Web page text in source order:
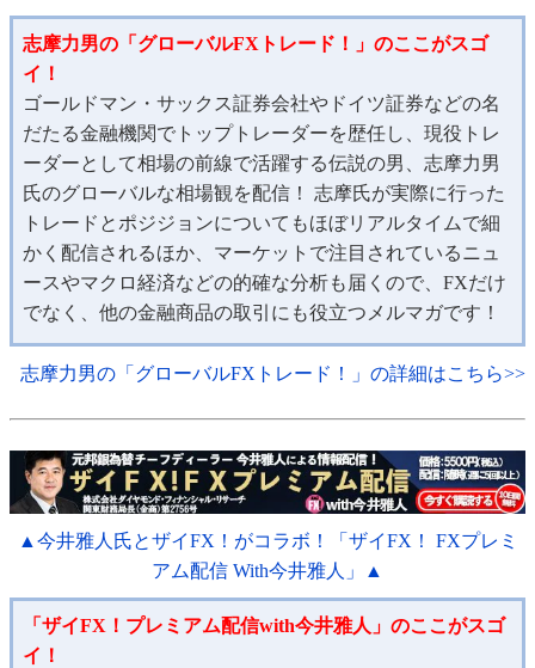
志摩力男の「グローバルFXトレード！」のここがスゴ
イ！
ゴールドマン・サックス証券会社やドイツ証券などの名
だたる金融機関でトップトレーダーを歴任し、現役トレ
ーダーとして相場の前線で活躍する伝説の男、志摩力男
氏のグローバルな相場観を配信！ 志摩氏が実際に行った
トレードとポジジョンについてもほぼリアルタイムで細
かく配信されるほか、マーケットで注目されているニュ
ースやマクロ経済などの的確な分析も届くので、FXだけ
でなく、他の金融商品の取引にも役立つメルマガです！
志摩力男の「グローバルFXトレード！」の詳細はこちら>>
▲今井雅人氏とザイFX！がコラボ！「ザイFX！ FXプレミ
アム配信 With今井雅人」▲
「ザイFX！プレミアム配信with今井雅人」のここがスゴ
イ！